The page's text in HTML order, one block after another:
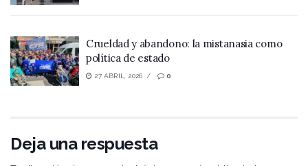
Crueldad y abandono: la mistanasia como
política de estado
27 ABRIL, 2026 0
Deja una respuesta